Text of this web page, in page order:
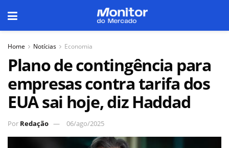
Home Notícias Economia
Plano de contingência para
empresas contra tarifa dos
EUA sai hoje, diz Haddad
Por Redação 06/ago/2025